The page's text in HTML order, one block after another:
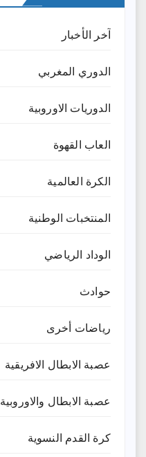
آخر الأخبار
الدوري المغربي
الدوريات الاوروبية
العاب القهوة
الكرة العالمية
المنتخبات الوطنية
الوداد الرياضي
حوادث
رياضات أخرى
عصبة الابطال الافريقية
عصبة الابطال والاوروبية
كرة القدم النسوية